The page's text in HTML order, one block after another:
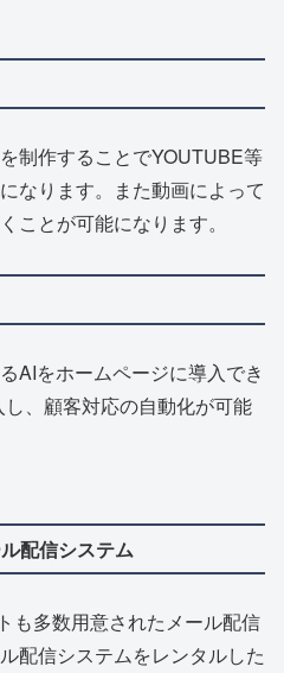
制作することでYOUTUBE等
なります。また動画によって
ことが可能になります。
AIをホームページに導入でき
、顧客対応の自動化が可能
配信システム
も多数用意されたメール配信
配信システムをレンタルした